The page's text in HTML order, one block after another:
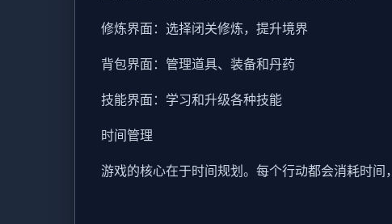
修炼界面：选择闭关修炼，提升境界
背包界面：管理道具、装备和丹药
技能界面：学习和升级各种技能
时间管理
游戏的核心在于时间规划。每个行动都会消耗时间